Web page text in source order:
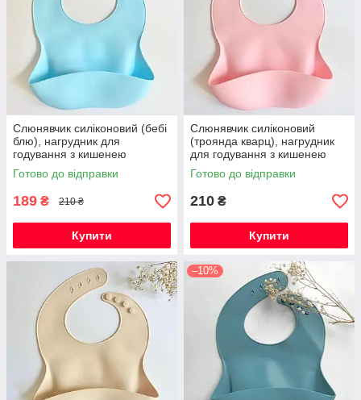
Слюнявчик силіконовий (бебі
блю), нагрудник для
годування з кишенею
Готово до відправки
189 ₴ 210 ₴
Купити
Слюнявчик силіконовий
(троянда кварц), нагрудник
для годування з кишенею
Готово до відправки
210 ₴
Купити
–10%